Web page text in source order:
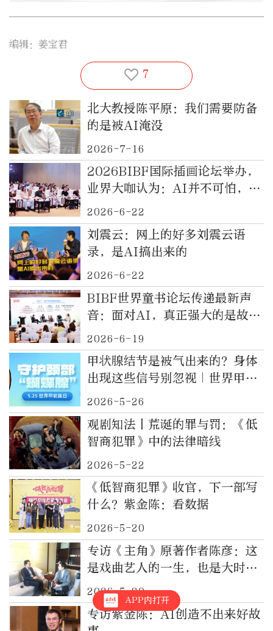
编辑：姜宝君
7
北大教授陈平原：我们需要防备
的是被AI淹没
2026-7-16
2026BIBF国际插画论坛举办，
业界大咖认为：AI并不可怕，人
是最主要的创造生产力
2026-6-22
刘震云：网上的好多刘震云语
录，是AI搞出来的
2026-6-22
BIBF世界童书论坛传递最新声
音：面对AI，真正强大的是故事
本身
2026-6-19
甲状腺结节是被气出来的？身体
出现这些信号别忽视｜世界甲状
腺日
2026-5-26
观剧知法丨荒诞的罪与罚：《低
智商犯罪》中的法律暗线
2026-5-22
《低智商犯罪》收官，下一部写
什么？紫金陈：看数据
2026-5-20
专访《主角》原著作者陈彦：这
是戏曲艺人的一生，也是大时代
的变迁
2026-5-20
专访紫金陈：AI创造不出来好故
APP内打开